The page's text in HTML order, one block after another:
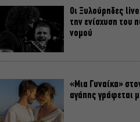
Οι Ξυλούρηδες
την ενίσχυση του
νομού
«Μια Γυναίκα»
αγάπης γράφεται